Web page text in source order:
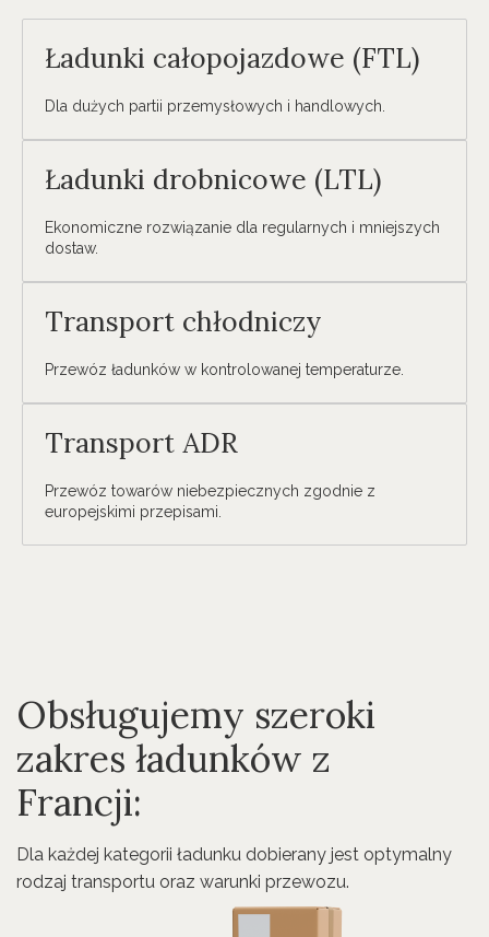
Ładunki całopojazdowe (FTL)
Dla dużych partii przemysłowych i handlowych.
Ładunki drobnicowe (LTL)
Ekonomiczne rozwiązanie dla regularnych i mniejszych
dostaw.
Transport chłodniczy
Przewóz ładunków w kontrolowanej temperaturze.
Transport ADR
Przewóz towarów niebezpiecznych zgodnie z
europejskimi przepisami.
Obsługujemy szeroki
zakres ładunków z
Francji:
Dla każdej kategorii ładunku dobierany jest optymalny
rodzaj transportu oraz warunki przewozu.